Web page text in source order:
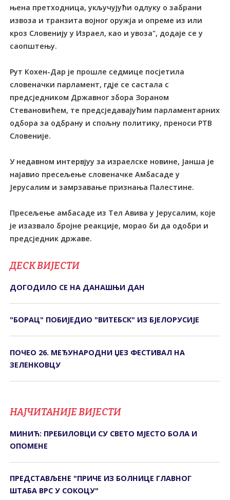
њена претходница, укључујући одлуку о забрани
извоза и транзита војног оружја и опреме из или
кроз Словенију у Израел, као и увоза", додаје се у
саопштењу.
Рут Кохен-Дар је прошле седмице посјетила
словеначки парламент, гдје се састала с
предсједником Државног збора Зораном
Стевановићем, те предсједавајућим парламентарних
одбора за одбрану и спољну политику, преноси РТВ
Словеније.
У недавном интервјуу за израелске новине, Јанша је
најавио пресељење словеначке Амбасаде у
Јерусалим и замрзавање признања Палестине.
Пресељење амбасаде из Tел Авива у Јерусалим, које
је изазвало бројне реакције, морао би да одобри и
предсједник државе.
ДЕСК ВИЈЕСТИ
ДОГОДИЛО СЕ НА ДАНАШЊИ ДАН
"БОРАЦ" ПОБИЈЕДИО "ВИТЕБСК" ИЗ БЈЕЛОРУСИЈЕ
ПОЧЕО 26. МЕЂУНАРОДНИ ЏЕЗ ФЕСТИВАЛ НА
ЗЕЛЕНКОВЦУ
НАЈЧИТАНИЈЕ ВИЈЕСТИ
МИНИЋ: ПРЕБИЛОВЦИ СУ СВЕТО МЈЕСТО БОЛА И
ОПОМЕНЕ
ПРЕДСТАВЉЕНЕ "ПРИЧЕ ИЗ БОЛНИЦЕ ГЛАВНОГ
ШТАБА ВРС У СОКОЦУ"